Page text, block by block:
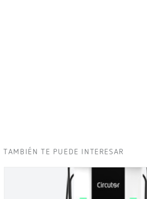
TAMBIÉN TE PUEDE INTERESAR